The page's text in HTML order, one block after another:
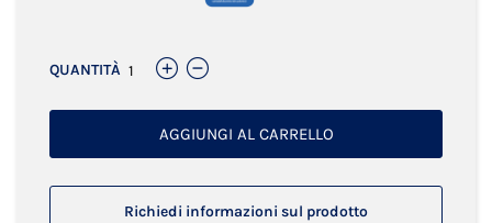
QUANTITÀ
AGGIUNGI AL CARRELLO
Richiedi informazioni sul prodotto